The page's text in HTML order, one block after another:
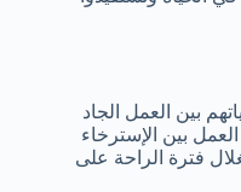
بين العمل الجاد
بين الإسترخاء
فترة الراحة على